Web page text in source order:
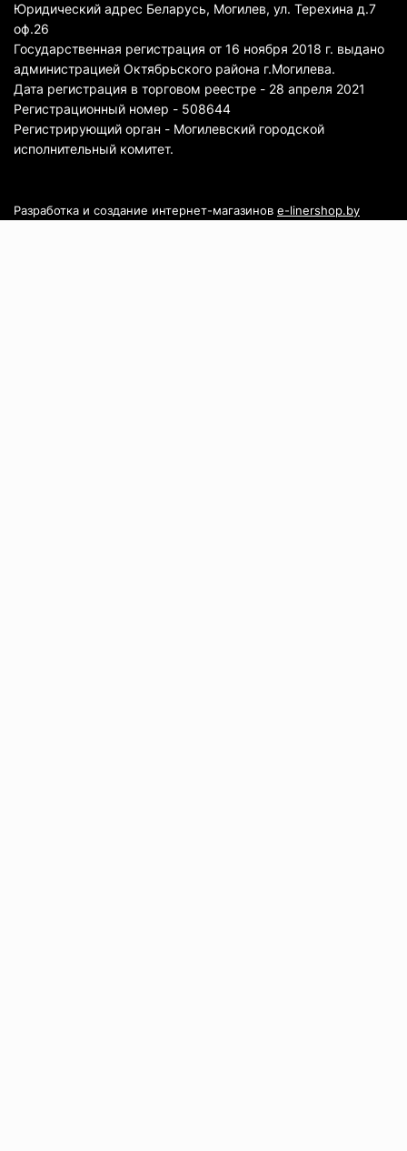
Юридический адрес Беларусь, Могилев, ул. Терехина д.7
оф.26
Государственная регистрация от 16 ноября 2018 г. выдано
администрацией Октябрьского района г.Могилева.
Дата регистрация в торговом реестре - 28 апреля 2021
Регистрационный номер - 508644
Регистрирующий орган - Могилевский городской
исполнительный комитет.
Разработка и создание интернет-магазинов e-linershop.by